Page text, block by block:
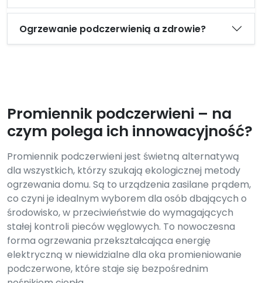
Ogrzewanie podczerwienią a zdrowie?
Promiennik podczerwieni – na
czym polega ich innowacyjność?
Promiennik podczerwieni jest świetną alternatywą
dla wszystkich, którzy szukają ekologicznej metody
ogrzewania domu. Są to urządzenia zasilane prądem,
co czyni je idealnym wyborem dla osób dbających o
środowisko, w przeciwieństwie do wymagających
stałej kontroli pieców węglowych. To nowoczesna
forma ogrzewania przekształcająca energię
elektryczną w niewidzialne dla oka promieniowanie
podczerwone, które staje się bezpośrednim